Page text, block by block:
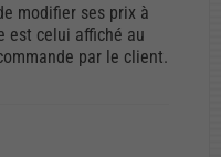
modifier ses prix à
est celui affiché au
par le client.